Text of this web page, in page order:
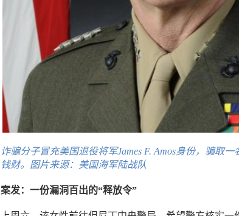
诈骗分子冒充美国退役将军James F. Amos身份，骗取
钱财。图片来源：美国海军陆战队
案发：一份漏洞百出的“释放令”